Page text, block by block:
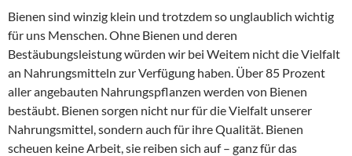
Bienen sind winzig klein und trotzdem so unglaublich wichtig
für uns Menschen. Ohne Bienen und deren
Bestäubungsleistung würden wir bei Weitem nicht die Vielfalt
an Nahrungsmitteln zur Verfügung haben. Über 85 Prozent
aller angebauten Nahrungspflanzen werden von Bienen
bestäubt. Bienen sorgen nicht nur für die Vielfalt unserer
Nahrungsmittel, sondern auch für ihre Qualität. Bienen
scheuen keine Arbeit, sie reiben sich auf – ganz für das